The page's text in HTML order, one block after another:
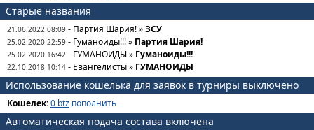
Старые названия
21.06.2022 08:09 - Партия Шария! »ЗСУ
25.02.2020 22:59 - Гуманоиды!!! » Партия Шария!
25.02.2020 16:42 - ГУМАНОИДЫ » Гуманоиды!!!
22.10.2018 10:14 - Евангелисты » ГУМАНОИДЫ
Использование кошелька для заявок в турниры выключено
Кошелек:0 btz пополнить
Автоматическая подача состава включена